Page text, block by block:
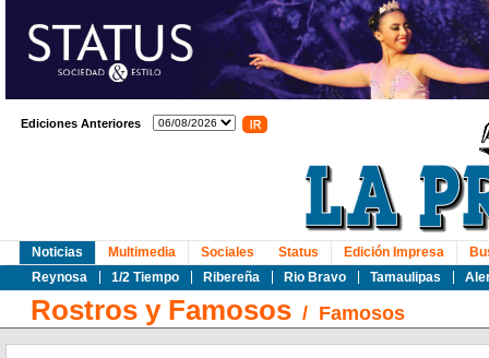
Ediciones Anteriores
Noticias
Reynosa
1/2 Tiempo Ribereña Rio Bravo Tamaulipas
Multimedia Sociales Status Edición Impresa
Rostros y Famosos / Famosos